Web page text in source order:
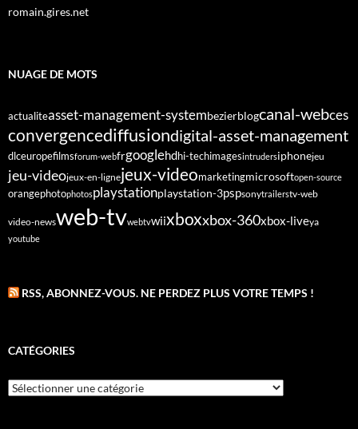
romain.gires.net
NUAGE DE MOTS
actualiteasset-management-systembezierblogcanal-webces
convergencediffusiondigital-asset-management
dlceuropefilmsforum-webfrgooglehdhi-techimagesintrudersiphonejeu
jeu-videojeux-en-lignejeux-videomarketingmicrosoftopen-source
orangephotophotosplaystationplaystation-3pspsonytrailerstv-web
video-newsweb-tvwebtvwiixboxxbox-360xbox-liveya
youtube
RSS, ABONNEZ-VOUS. NE PERDEZ PLUS VOTRE TEMPS !
CATÉGORIES
Catégories